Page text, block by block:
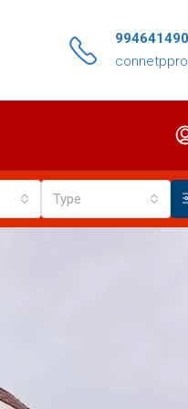
Type